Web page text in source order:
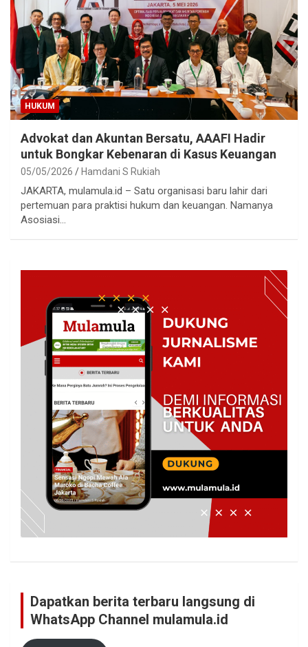
HUKUM
Advokat dan Akuntan Bersatu, AAAFI Hadir
untuk Bongkar Kebenaran di Kasus Keuangan
05/05/2026 Hamdani S Rukiah
JAKARTA, mulamula.id – Satu organisasi baru lahir dari
pertemuan para praktisi hukum dan keuangan. Namanya
Asosiasi…
Dapatkan berita terbaru langsung di
WhatsApp Channel mulamula.id